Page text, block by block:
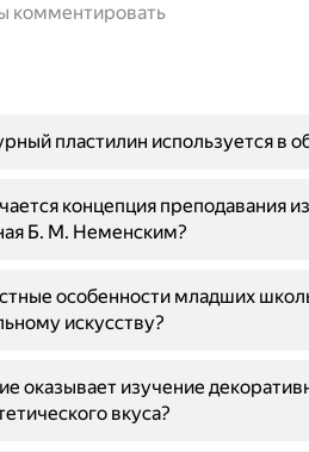
комментировать
пластилин используется в
концепция преподавания
Б. М. Неменским?
особенности младших
искусству?
оказывает изучение
вкуса?